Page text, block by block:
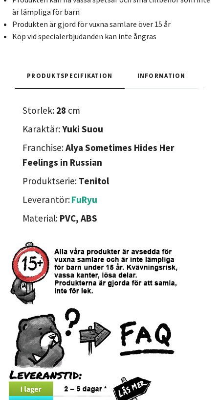
är lämpliga för barn
Produkten är gjord för vuxna samlare över 15 år
Köp vid specialerbjudanden kan inte ångras
PRODUKTSPECIFIKATION INFORMATION
Storlek: 28 cm
Karaktär:Yuki Suou
Franchise:Alya Sometimes Hides Her
Feelings in Russian
Produktserie: Tenitol
Leverantör:FuRyu
Material: PVC, ABS